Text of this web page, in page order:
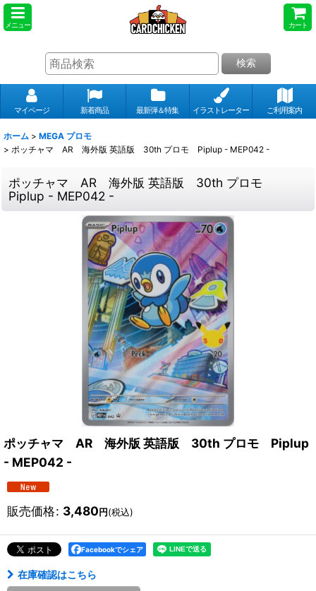
メニュー カート
検索
マイページ 新着商品 最新弾＆特集 イラストレーター ご利用案内
ホーム > MEGA プロモ
> ポッチャマ AR 海外版 英語版 30th プロモ Piplup - MEP042 -
ポッチャマ AR 海外版 英語版 30th プロモ
Piplup - MEP042 -
ポッチャマ AR 海外版 英語版 30th プロモ Piplup
- MEP042 -
販売価格: 3,480円(税込)
Facebookでシェア
在庫確認はこちら